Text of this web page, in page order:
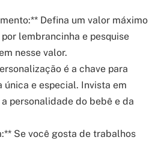
Defina um valor máximo
lembrancinha e pesquise
nesse valor.
é a chave para
e especial. Invista em
personalidade do bebê e da
Se você gosta de trabalhos